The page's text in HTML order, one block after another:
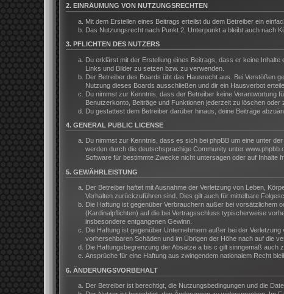
2. EINRÄUMUNG VON NUTZUNGSRECHTEN
Mit dem Erstellen eines Beitrags erteilst du dem Betreiber ein
Das Nutzungsrecht nach Punkt 2, Unterpunkt a bleibt auch nach
3. PFLICHTEN DES NUTZERS
Du erklärst mit der Erstellung eines Beitrags, dass er keine
Links und Bilder zu setzen bzw. zu verwenden.
Der Betreiber des Boards übt das Hausrecht aus. Bei Verstößen
Nutzung dieses Boards ausschließen und dir ein Hausverbot
Du nimmst zur Kenntnis, dass der Betreiber keine Verantwortung
Benutzerkonto, Beiträge und Funktionen jederzeit zu löschen oder
Du gestattest dem Betreiber darüber hinaus, deine Beiträge
4. GENERAL PUBLIC LICENSE
Du nimmst zur Kenntnis, dass es sich bei phpBB um eine unter der
werden durch die deutschsprachige Community unter
Software für bestimmte Zwecke nicht untersagen oder auf Inhalte
5. GEWÄHRLEISTUNG
Der Betreiber haftet mit Ausnahme der Verletzung von Leben,
Verhalten zurückzuführen sind. Dies gilt auch für mittelbare
Die Haftung ist gegenüber Verbrauchern außer bei vorsätzlichem
(Kardinalpflichten) auf die bei Vertragsschluss typischerweise
insbesondere entgangenen Gewinn.
Die Haftung ist gegenüber Unternehmern außer bei der
vorhersehbaren Schäden und im Übrigen der Höhe nach auf die
Die Haftungsbegrenzung der Absätze a bis c gilt sinngemäß auch
Ansprüche für eine Haftung aus zwingendem nationalem Recht
6. ÄNDERUNGSVORBEHALT
Der Betreiber ist berechtigt, die Nutzungsbedingungen und die